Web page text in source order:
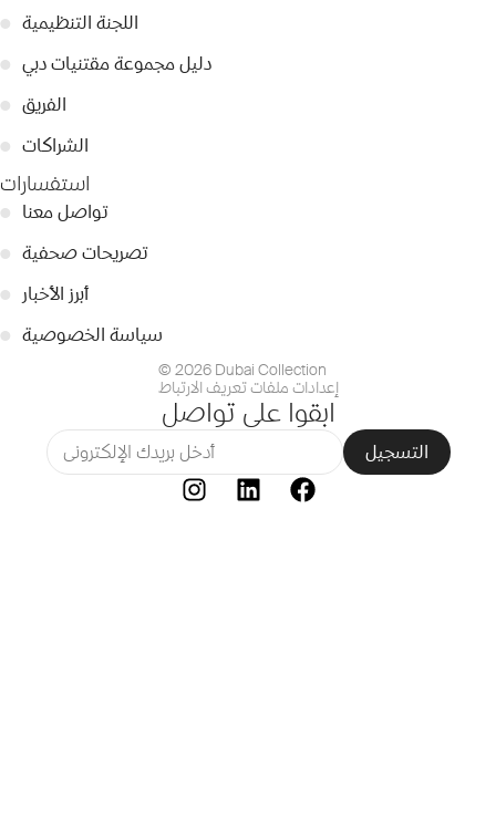
● اللجنة التنظيمية
● دليل مجموعة مقتنيات دبي
● الفريق
● الشراكات
استفسارات
● تواصل معنا
● تصريحات صحفية
●
أبرز الأخبار
● سياسة الخصوصية
© 2026 Dubai Collection
إعدادات ملفات تعريف الارتباط
ابقوا على تواصل
التسجيل